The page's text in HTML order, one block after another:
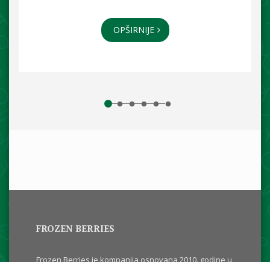
OPŠIRNIJE
FROZEN BERRIES
Frozen Berries je kompanija osnovana 2010. godine u